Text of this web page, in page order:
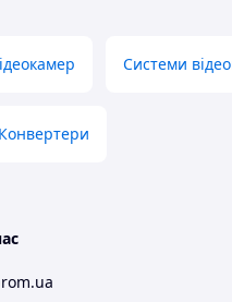
Системи
Конвертери